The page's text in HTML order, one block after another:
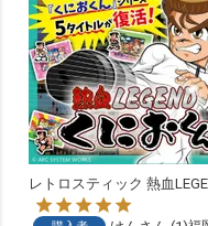
レトロスティック 熱血